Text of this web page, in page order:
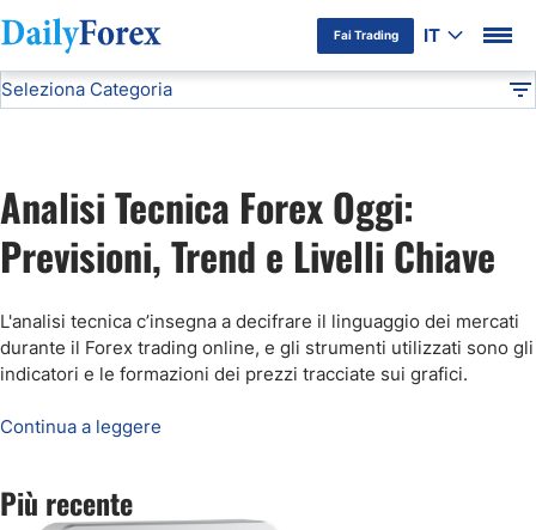
Fai Trading IT
Informativa Pubblicitaria
Seleziona Categoria
Previsioni EUR/USD
Previsioni Bitcoin
Previsioni Petrolio
Previsioni FTSE MIB
Analisi Tecnica Forex Oggi:
Previsioni, Trend e Livelli Chiave
L'analisi tecnica c’insegna a decifrare il linguaggio dei mercati
durante il Forex trading online, e gli strumenti utilizzati sono gli
indicatori e le formazioni dei prezzi tracciate sui grafici.
Continua a leggere
Più recente